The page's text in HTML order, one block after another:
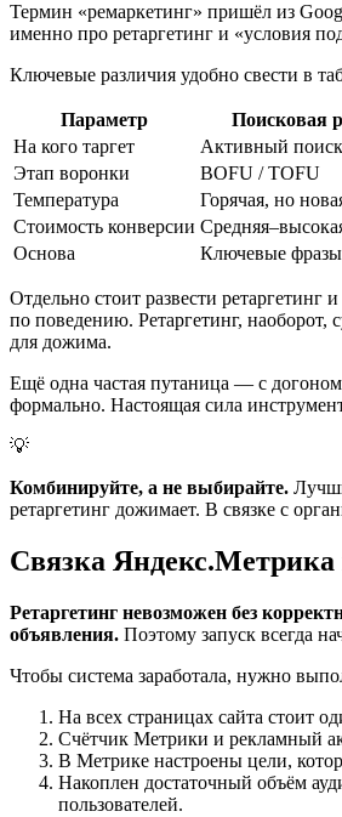
Термин «ремаркетинг» пришёл из
именно про ретаргетинг и «условия
Ключевые различия удобно свести в
Параметр Поисковая
На кого таргет
Активный
Этап воронки
BOFU / TOFU
Температура
Горячая, но
Стоимость конверсии
Основа
Ключевые фразы
Отдельно стоит развести
по поведению. Ретаргетинг,
для дожима.
Ещё одна частая путаница — с догоном
формально. Настоящая сила
💡
Комбинируйте, а не выбирайте.
ретаргетинг дожимает. В связке с
Связка Яндекс.Метрика
Ретаргетинг невозможен без
объявления. Поэтому запуск всегда
Чтобы система заработала, нужно
На всех страницах сайта стоит
Счётчик Метрики и рекламный
В Метрике настроены цели,
Накоплен достаточный объём
пользователей.